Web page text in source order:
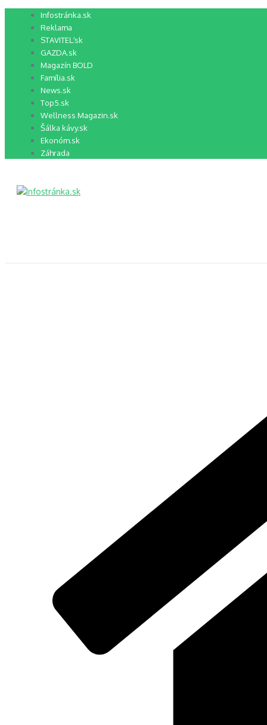
Preskočiť Infostránka.sk
Reklama
STAVITEĽ.sk
GAZDA.sk
Magazín BOLD
Família.sk
News.sk
Top5.sk
Wellness Magazin.sk
Šálka kávy.sk
Ekonóm.sk
Záhrada